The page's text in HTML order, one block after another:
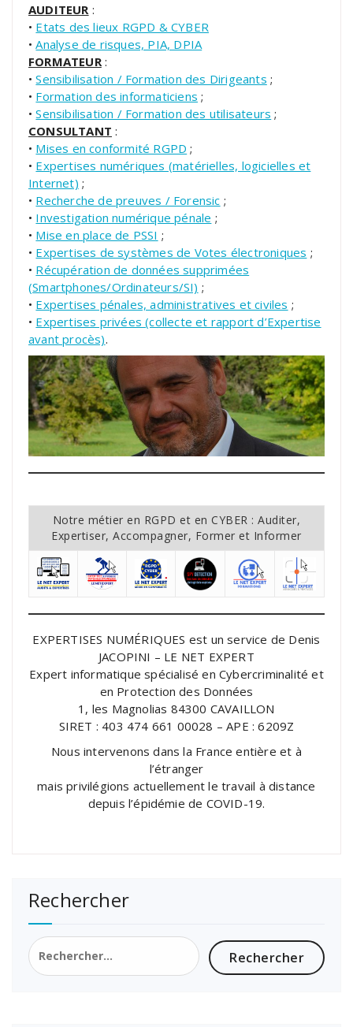
AUDITEUR :
• Etats des lieux RGPD & CYBER
•Analyse de risques, PIA, DPIA
FORMATEUR:
•Sensibilisation / Formation des Dirigeants ;
• Formation des informaticiens ;
•Sensibilisation / Formation des utilisateurs ;
CONSULTANT :
• Mises en conformité RGPD ;
• Expertises numériques (matérielles, logicielles et
Internet) ;
• Recherche de preuves / Forensic ;
• Investigation numérique pénale ;
• Mise en place de PSSI ;
• Expertises de systèmes de Votes électroniques ;
• Récupération de données supprimées
(Smartphones/Ordinateurs/SI) ;
• Expertises pénales, administratives et civiles ;
• Expertises privées (collecte et rapport d’Expertise
avant procès).
Notre métier en RGPD et en CYBER : Auditer,
Expertiser, Accompagner, Former et Informer
EXPERTISES NUMÉRIQUES est un service de Denis
JACOPINI – LE NET EXPERT
Expert informatique spécialisé en Cybercriminalité et
en Protection des Données
1, les Magnolias 84300 CAVAILLON
SIRET : 403 474 661 00028 – APE : 6209Z
Nous intervenons dans la France entière et à
l’étranger
mais privilégions actuellement le travail à distance
depuis l’épidémie de COVID-19.
Rechercher
Rechercher :